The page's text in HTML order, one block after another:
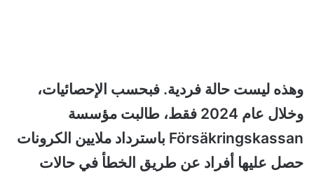
وهذه ليست حالة فردية. فبحسب الإحصائيات،
وخلال عام 2024 فقط، طالبت مؤسسة
Försäkringskassan باسترداد ملايين الكرونات
حصل عليها أفراد عن طريق الخطأ في حالات